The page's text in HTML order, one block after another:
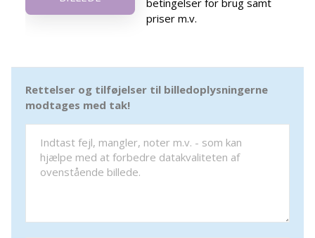
betingelser for brug samt
priser m.v.
Rettelser og tilføjelser til billedoplysningerne
modtages med tak!